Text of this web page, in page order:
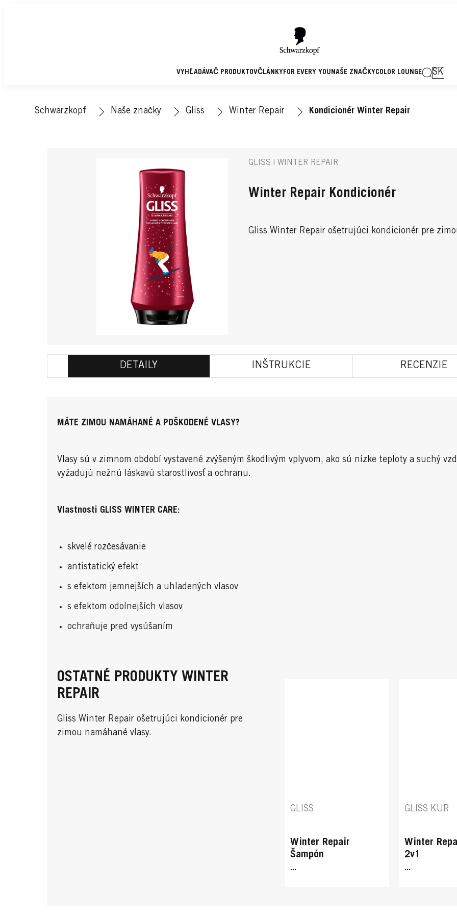
VYHĽADÁVAČ PRODUKTOVČLÁNKYFOR EVERY YOUNAŠE ZNAČKYCOLOR LOUNGE SK
Schwarzkopf Naše značky Gliss Winter Repair Kondicionér Winter Repair
GLISS | WINTER REPAIR
Winter Repair Kondicionér
Gliss Winter Repair ošetrujúci kondicionér pre
DETAILY INŠTRUKCIE RECENZIE
MÁTE ZIMOU NAMÁHANÉ A POŠKODENÉ VLASY?
Vlasy sú v zimnom období vystavené zvýšeným škodlivým vplyvom, ako sú nízke teploty a suchý
vyžadujú nežnú láskavú starostlivosť a ochranu.
Vlastnosti GLISS WINTER CARE:
skvelé rozčesávanie
antistatický efekt
s efektom jemnejších a uhladených vlasov
s efektom odolnejších vlasov
ochraňuje pred vysúšaním
OSTATNÉ PRODUKTY WINTER
REPAIR
Gliss Winter Repair ošetrujúci kondicionér pre
zimou namáhané vlasy.
GLISS
Winter Repair
Šampón
...
GLISS KUR
Winter
2v1
...